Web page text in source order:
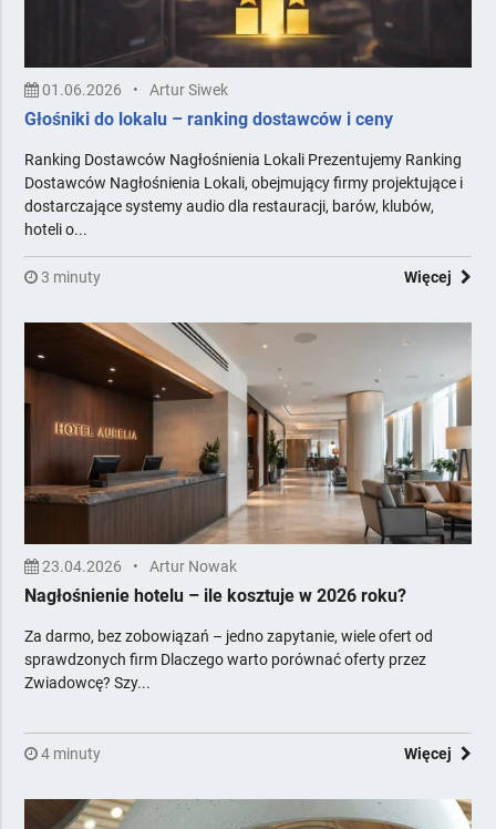
01.06.2026 • Artur Siwek
Głośniki do lokalu – ranking dostawców i ceny
Ranking Dostawców Nagłośnienia Lokali Prezentujemy Ranking
Dostawców Nagłośnienia Lokali, obejmujący firmy projektujące i
dostarczające systemy audio dla restauracji, barów, klubów,
hoteli o...
3 minuty Więcej
23.04.2026 • Artur Nowak
Nagłośnienie hotelu – ile kosztuje w 2026 roku?
Za darmo, bez zobowiązań – jedno zapytanie, wiele ofert od
sprawdzonych firm Dlaczego warto porównać oferty przez
Zwiadowcę? Szy...
4 minuty Więcej